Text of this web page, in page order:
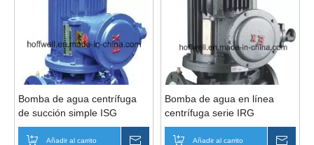
Bomba de agua centrífuga
de succión simple ISG
Añadir al carrito Preguntar
Bomba de agua en línea
centrífuga serie IRG
Añadir al carrito